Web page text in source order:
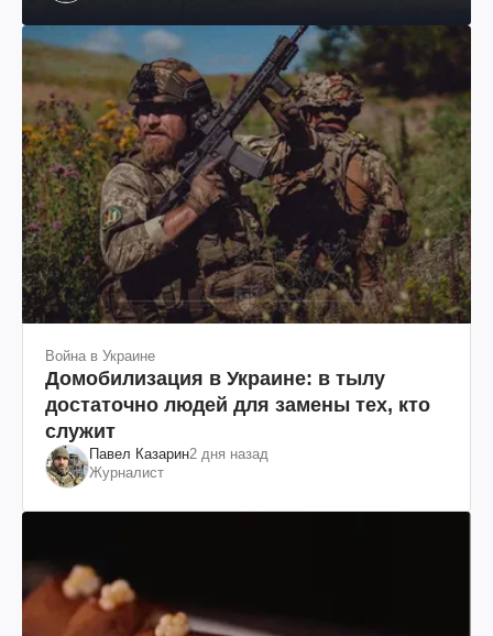
Война в Украине
Домобилизация в Украине: в тылу
достаточно людей для замены тех, кто
служит
Павел Казарин2 дня назад
Журналист